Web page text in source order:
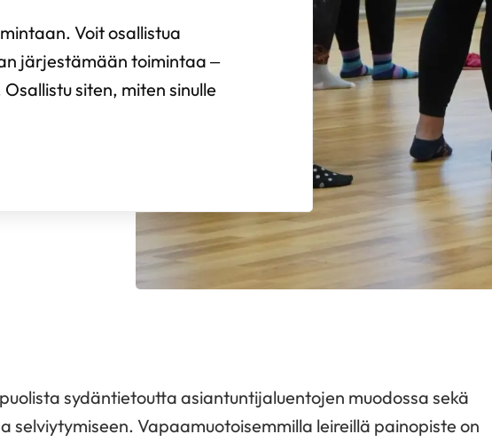
Voit osallistua
järjestämään toimintaa –
siten, miten sinulle
sydäntietoutta asiantuntijaluentojen muodossa sekä
Vapaamuotoisemmilla leireillä painopiste on